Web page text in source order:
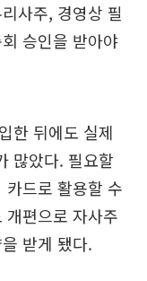
사주, 경영상 필
승인을 받아야
한 뒤에도 실제
많았다. 필요할
카드로 활용할 수
개편으로 자사주
받게 됐다.